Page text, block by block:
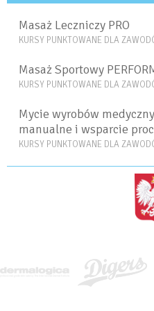
Masaż Leczniczy PRO
KURSY PUNKTOWANE DLA
Masaż Sportowy
KURSY PUNKTOWANE DLA
Mycie wyrobów
manualne i wsparcie
KURSY PUNKTOWANE DLA